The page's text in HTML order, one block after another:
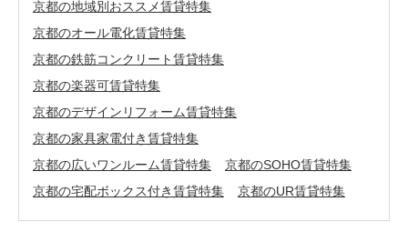
京都の地域別おススメ賃貸特集
京都のオール電化賃貸特集
京都の鉄筋コンクリート賃貸特集
京都の楽器可賃貸特集
京都のデザインリフォーム賃貸特集
京都の家具家電付き賃貸特集
京都の広いワンルーム賃貸特集
京都のSOHO賃貸特集
京都の宅配ボックス付き賃貸特集
京都のUR賃貸特集